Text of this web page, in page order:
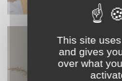
This site
and gives
over what